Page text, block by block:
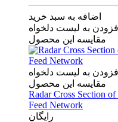
اضافه به سبد خرید
افزودن به لیست دلخواه
مقایسه این محصول
افزودن به لیست دلخواه
مقایسه این محصول
Radar Cross Section
Feed Network
رایگان